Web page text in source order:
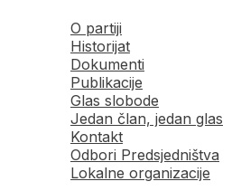
O partiji
Historijat
Dokumenti
Publikacije
Glas slobode
Jedan član, jedan glas
Kontakt
Odbori Predsjedništva
Lokalne organizacije